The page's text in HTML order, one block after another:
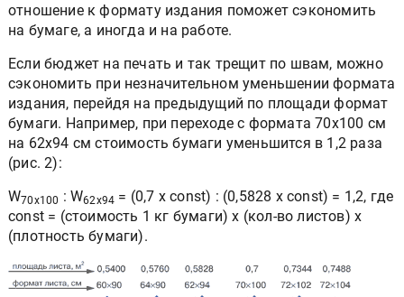
отношение к формату издания поможет сэкономить
на бумаге, а иногда и на работе.
Если бюджет на печать и так трещит по швам, можно
сэкономить при незначительном уменьшении формата
издания, перейдя на предыдущий по площади формат
бумаги. Например, при переходе с формата 70x100 см
на 62x94 см стоимость бумаги уменьшится в 1,2 раза
(рис. 2):
W70x100 : W62x94 = (0,7 x const) : (0,5828 x const) = 1,2, где
сonst = (стоимость 1 кг бумаги) x (кол-во листов) x
(плотность бумаги).